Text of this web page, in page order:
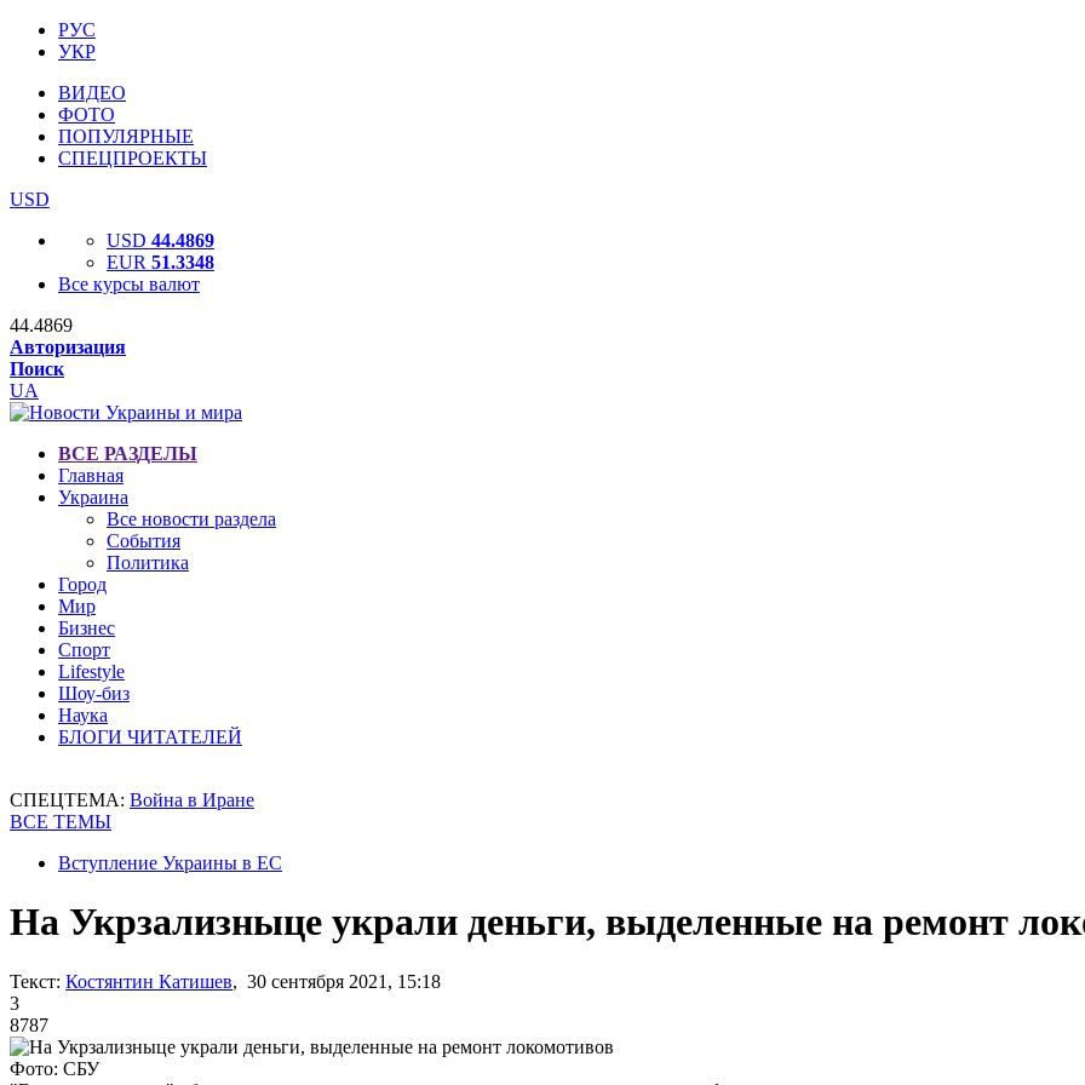
РУС
УКР
ВИДЕО
ФОТО
ПОПУЛЯРНЫЕ
СПЕЦПРОЕКТЫ
USD
USD 44.4869
EUR 51.3348
Все курсы валют
44.4869
Авторизация
Поиск
UA
ВСЕ РАЗДЕЛЫ
Главная
Украина
Все новости раздела
События
Политика
Город
Мир
Бизнес
Спорт
Lifestyle
Шоу-биз
Наука
БЛОГИ ЧИТАТЕЛЕЙ
СПЕЦТЕМА: Война в Иране
ВСЕ ТЕМЫ
Вступление Украины в ЕС
На Укрзализныце украли деньги, выделенные на ремонт
Текст: Костянтин Катишев, 30 сентября 2021, 15:18
3
8787
Фото: СБУ